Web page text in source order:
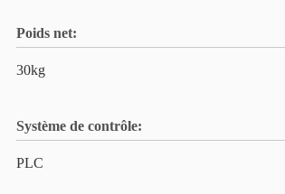
Poids net:
30kg
Système de contrôle:
PLC